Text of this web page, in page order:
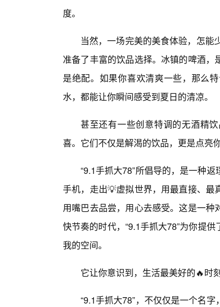
度。
当然，一场完美的美食体验，怎能
准备了丰富的饮品选择。冰镇的啤酒
是绝配。如果你喜欢清爽一些，那么
水，都能让你瞬间感受到夏日的清凉。
甚至还有一些创意特调的无酒精
喜。它们不仅是解渴的饮品，更是点亮
“9.1手抓大78”所倡导的，是一种
手机，走出💡虚拟世界，用最直接、
用嘴巴去品尝，用心去感受。这是一
快节奏的时代，“9.1手抓大78”为你提
我的空间。
它让你意识到，生活最美好的🔥时
“9.1手抓大78”，不仅仅是一个名